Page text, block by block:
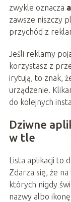
zwykle oznacza
zawsze niszczy
przychód z
Jeśli reklamy
korzystasz z
irytują, to znak,
urządzenie.
do kolejnych
Dziwne
w tle
Lista aplikacji to
Zdarza się, że
których nigdy
nazwy albo